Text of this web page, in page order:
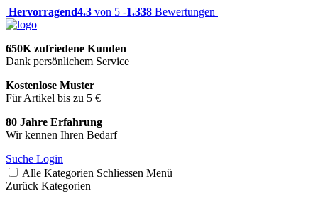
Hervorragend4.3 von 5 -1.338 Bewertungen
650K zufriedene Kunden
Dank persönlichem Service
Kostenlose Muster
Für Artikel bis zu 5 €
80 Jahre Erfahrung
Wir kennen Ihren Bedarf
Suche Login
Alle Kategorien Schliessen Menü
Zurück Kategorien